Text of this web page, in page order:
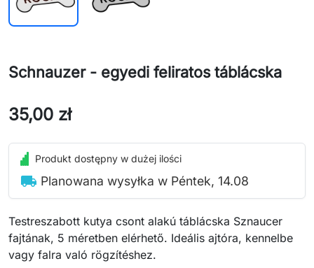
Schnauzer - egyedi feliratos táblácska
35,00 zł
Produkt dostępny w dużej ilości
local_shipping Planowana wysyłka w Péntek, 14.08
Testreszabott kutya csont alakú táblácska Sznaucer
fajtának, 5 méretben elérhető. Ideális ajtóra, kennelbe
vagy falra való rögzítéshez.